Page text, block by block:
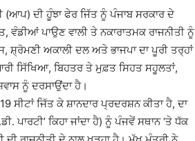
ਦੀ ਹੂੰਝਾ ਫੇਰ ਜਿੱਤ ਨੂੰ ਪੰਜਾਬ ਸਰਕਾਰ ਦੇ
ਵੰਡੀਆਂ ਪਾਉਣ ਵਾਲੀ ਤੇ ਨਕਾਰਾਤਮਕ ਰਾਜਨੀਤੀ ਨੂੰ
ਸ਼੍ਰੋਮਣੀ ਅਕਾਲੀ ਦਲ ਅਤੇ ਭਾਜਪਾ ਦਾ ਪੂਰੀ ਤਰ੍ਹਾਂ
ਸਿੱਖਿਆ, ਬਿਹਤਰ ਤੇ ਮੁਫ਼ਤ ਸਿਹਤ ਸਹੂਲਤਾਂ,
ਨੂੰ ਦਰਸਾਉਂਦਾ ਹੈ।
ਸੀਟਾਂ ਜਿੱਤ ਕੇ ਸ਼ਾਨਦਾਰ ਪ੍ਰਦਰਸ਼ਨ ਕੀਤਾ ਹੈ, ਦਾ
ਪਾਰਟੀ’ ਕਿਹਾ ਜਾਂਦਾ ਹੈ) ਨੂੰ ਪੰਜਵੇਂ ਸਥਾਨ ‘ਤੇ ਧੱਕ